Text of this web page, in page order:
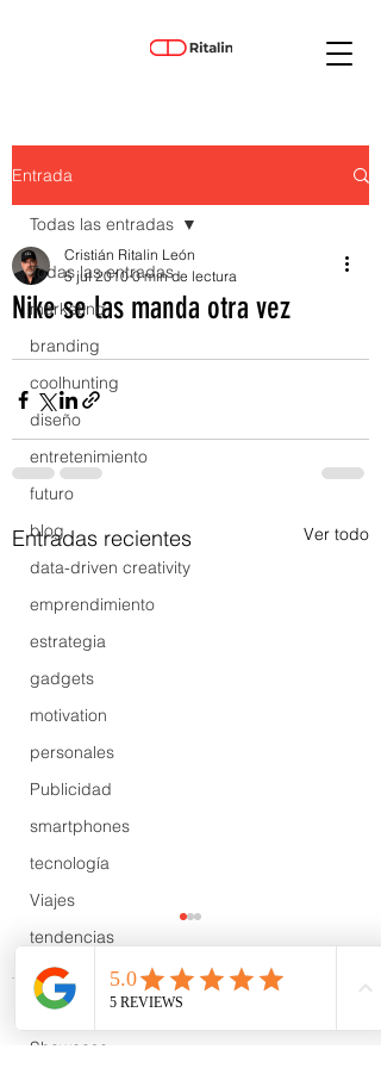
Entrada
Todas las entradas
marketing
branding
coolhunting
diseño
entretenimiento
futuro
blog
data-driven creativity
emprendimiento
estrategia
gadgets
motivation
personales
Publicidad
smartphones
tecnología
Viajes
tendencias
Wow
B2B
Showcase
Todas las entradas
Nike se las manda otra vez
Cristián Ritalin León
5 jul 2010 0 min de lectura
Entradas recientes Ver todo
Comentarios